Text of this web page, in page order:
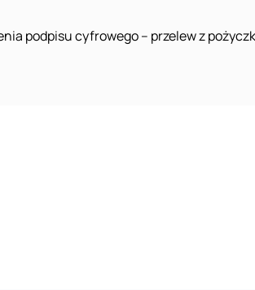
podpisu cyfrowego – przelew z